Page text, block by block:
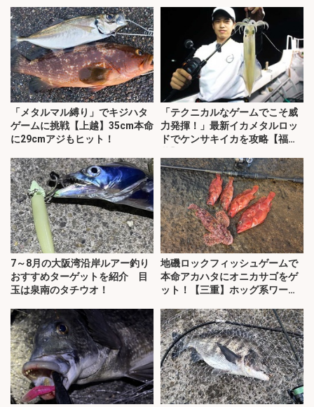
「メタルマル縛り」でキジハタ
ゲームに挑戦【上越】35cm本命
に29cmアジもヒット！
「テクニカルなゲームでこそ威
力発揮！」最新イカメタルロッ
ドでケンサキイカを攻略【福
7～8月の大阪湾沿岸ルアー釣り
おすすめターゲットを紹介 目
玉は泉南のタチウオ！
地磯ロックフィッシュゲームで
本命アカハタにオニカサゴをゲ
ット！【三重】ホッグ系ワーム